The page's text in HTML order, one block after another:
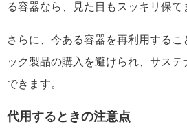
る容器なら、見た目もスッキリ保て
さらに、今ある容器を再利用する
ック製品の購入を避けられ、サス
できます。
代用するときの注意点